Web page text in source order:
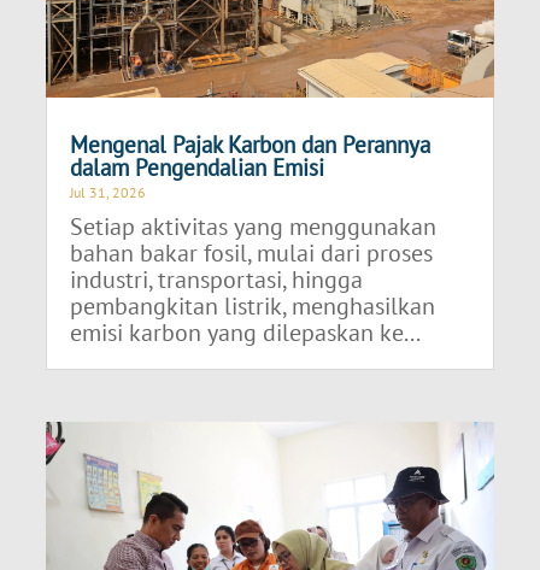
Mengenal Pajak Karbon dan Perannya
dalam Pengendalian Emisi
Jul 31, 2026
Setiap aktivitas yang menggunakan
bahan bakar fosil, mulai dari proses
industri, transportasi, hingga
pembangkitan listrik, menghasilkan
emisi karbon yang dilepaskan ke...